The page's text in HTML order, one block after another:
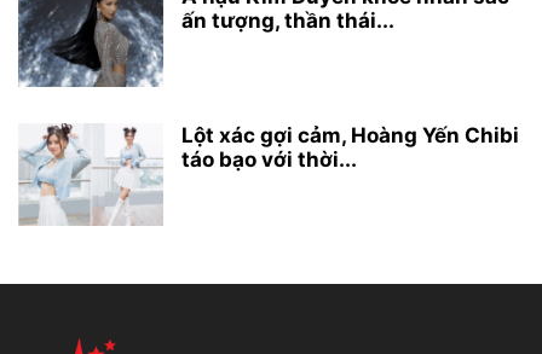
ấn tượng, thần thái...
Lột xác gợi cảm, Hoàng Yến Chibi
táo bạo với thời...